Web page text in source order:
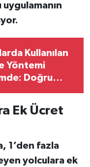
Kullanılan
Yöntemi
Doğru
Yanlış Kullanım
Ek Ücret
1’den fazla
yolculara ek